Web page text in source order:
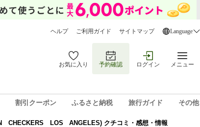
ヘルプ ご利用ガイド サイトマップ Language
お気に入り 予約確認 ログイン メニュー
割引クーポン ふるさと納税 旅行ガイド その他
CHECKERS LOS ANGELES) クチコミ・感想・情報